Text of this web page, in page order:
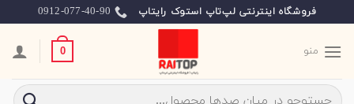
to
content
فروشگاه اینترنتی لپ‌تاپ استوک رایتاپ 0912-077-40-90
منو 0
جستجو